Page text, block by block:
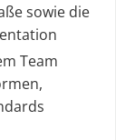
sowie die
Team